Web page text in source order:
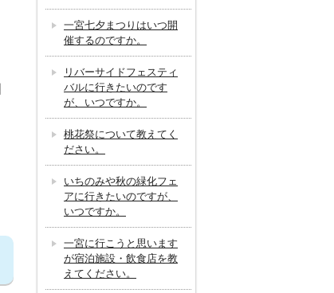
一宮七夕まつりはいつ開
催するのですか。
リバーサイドフェスティ
バルに行きたいのです
が、いつですか。
桃花祭について教えてく
ださい。
いちのみや秋の緑化フェ
アに行きたいのですが、
いつですか。
一宮に行こうと思います
が宿泊施設・飲食店を教
えてください。